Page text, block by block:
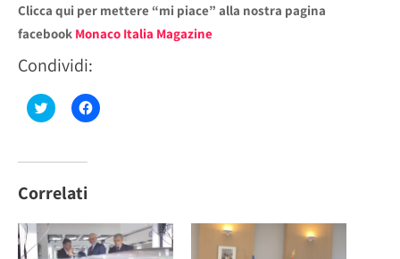
Clicca qui per mettere “mi piace” alla nostra pagina
facebook Monaco Italia Magazine
Condividi:
Fai
clic
su
(Si
apre
una
nuova
finestra)
Fai
clic
nuova
finestra)
Correlati